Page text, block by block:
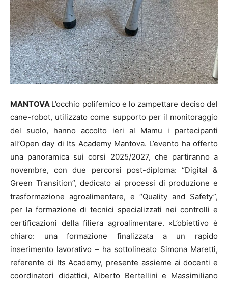
MANTOVA L’occhio polifemico e lo zampettare deciso del
cane-robot, utilizzato come supporto per il monitoraggio
del suolo, hanno accolto ieri al Mamu i partecipanti
all’Open day di Its Academy Mantova. L’evento ha offerto
una panoramica sui corsi 2025/2027, che partiranno a
novembre, con due percorsi post-diploma: “Digital &
Green Transition”, dedicato ai processi di produzione e
trasformazione agroalimentare, e “Quality and Safety”,
per la formazione di tecnici specializzati nei controlli e
certificazioni della filiera agroalimentare. «L’obiettivo è
chiaro: una formazione finalizzata a un rapido
inserimento lavorativo – ha sottolineato Simona Maretti,
referente di Its Academy, presente assieme ai docenti e
coordinatori didattici, Alberto Bertellini e Massimiliano